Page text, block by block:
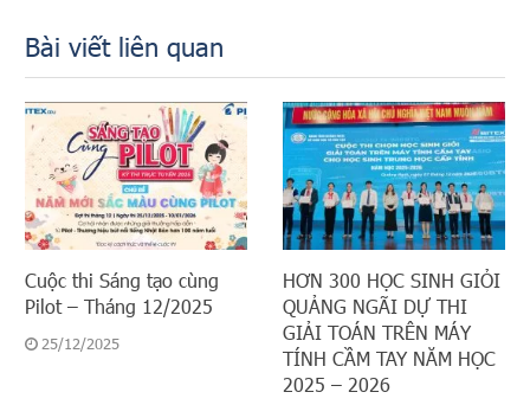
Bài viết liên quan
Cuộc thi Sáng tạo cùng
Pilot – Tháng 12/2025
25/12/2025
HƠN 300 HỌC SINH GIỎI
QUẢNG NGÃI DỰ THI
GIẢI TOÁN TRÊN MÁY
TÍNH CẦM TAY NĂM HỌC
2025 – 2026